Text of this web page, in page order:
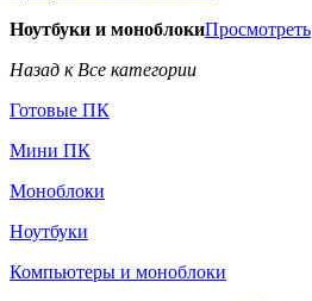
Ноутбуки и моноблокиПросмотреть
Назад к Все категории
Готовые ПК
Мини ПК
Моноблоки
Ноутбуки
Компьютеры и моноблоки